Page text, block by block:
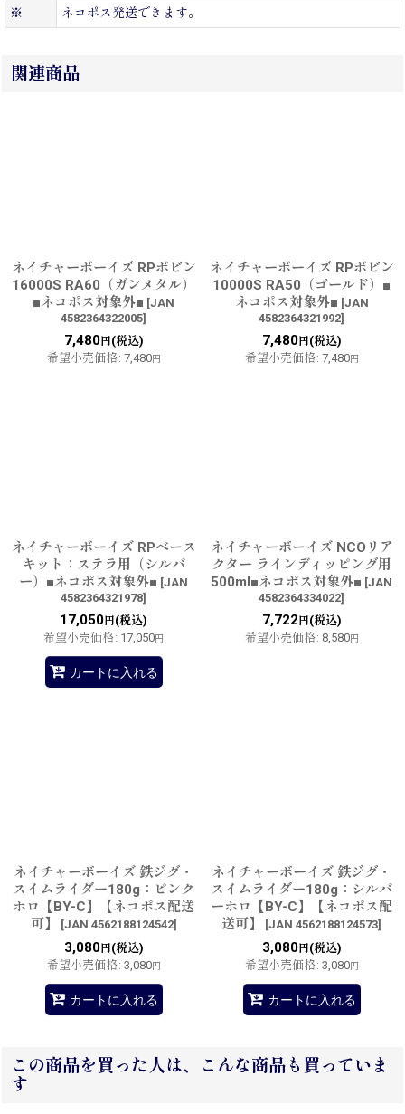
※ ネコポス発送できます。
関連商品
ネイチャーボーイズ RPボビン
16000S RA60（ガンメタル）
■ネコポス対象外■ [JAN
4582364322005]
7,480円(税込)
希望小売価格: 7,480円
ネイチャーボーイズ RPボビン
10000S RA50（ゴールド）■
ネコポス対象外■ [JAN
4582364321992]
7,480円(税込)
希望小売価格: 7,480円
ネイチャーボーイズ RPベース
キット：ステラ用（シルバ
ー）■ネコポス対象外■ [JAN
4582364321978]
17,050 円(税込)
希望小売価格: 17,050円
カートに入れる
ネイチャーボーイズ NCOリア
クター ラインディッピング用
500ml■ネコポス対象外■ [JAN
4582364334022]
7,722 円(税込)
希望小売価格: 8,580円
ネイチャーボーイズ 鉄ジグ・
スイムライダー180g：ピンク
ホロ【BY-C】【ネコポス配送
可】
[JAN 4562188124542]
3,080円(税込)
希望小売価格: 3,080円
カートに入れる
ネイチャーボーイズ 鉄ジグ・
スイムライダー180g：シルバ
ーホロ【BY-C】【ネコポス配
送可】
[JAN 4562188124573]
3,080円(税込)
希望小売価格: 3,080円
カートに入れる
この商品を買った人は、こんな商品も買っていま
す